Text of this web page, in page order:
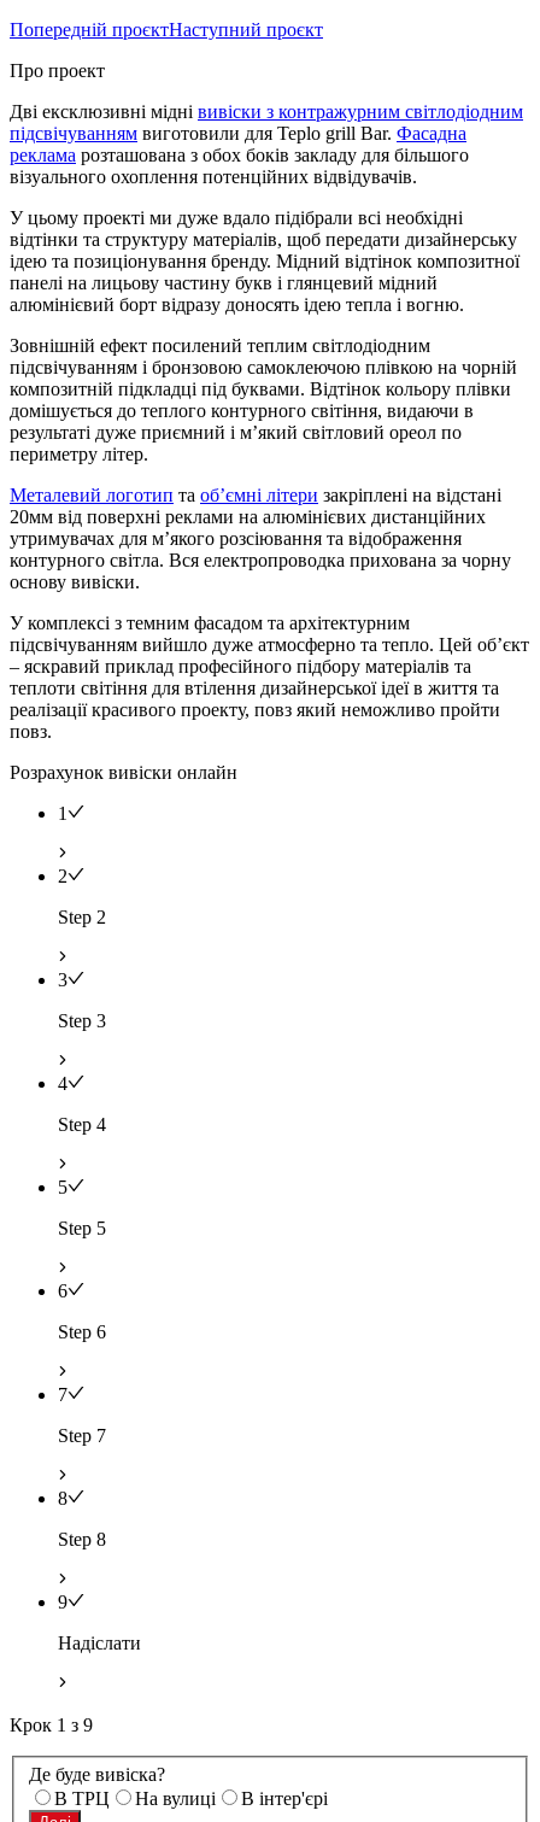
Попередній проєктНаступний проєкт
Про проект
Дві ексклюзивні мідні вивіски з контражурним світлодіодним
підсвічуванням виготовили для Teplo grill Bar. Фасадна
реклама розташована з обох боків закладу для більшого
візуального охоплення потенційних відвідувачів.
У цьому проекті ми дуже вдало підібрали всі необхідні
відтінки та структуру матеріалів, щоб передати дизайнерську
ідею та позиціонування бренду. Мідний відтінок композитної
панелі на лицьову частину букв і глянцевий мідний
алюмінієвий борт відразу доносять ідею тепла і вогню.
Зовнішній ефект посилений теплим світлодіодним
підсвічуванням і бронзовою самоклеючою плівкою на чорній
композитній підкладці під буквами. Відтінок кольору плівки
домішується до теплого контурного світіння, видаючи в
результаті дуже приємний і м’який світловий ореол по
периметру літер.
Металевий логотип та об’ємні літери закріплені на відстані
20мм від поверхні реклами на алюмінієвих дистанційних
утримувачах для м’якого розсіювання та відображення
контурного світла. Вся електропроводка прихована за чорну
основу вивіски.
У комплексі з темним фасадом та архітектурним
підсвічуванням вийшло дуже атмосферно та тепло. Цей об’єкт
– яскравий приклад професійного підбору матеріалів та
теплоти світіння для втілення дизайнерської ідеї в життя та
реалізації красивого проекту, повз який неможливо пройти
повз.
Розрахунок вивіски онлайн
1
2
Step 2
3
Step 3
4
Step 4
5
Step 5
6
Step 6
7
Step 7
8
Step 8
9
Надіслати
Крок 1 з 9
Де буде вивіска?
В ТРЦ
На вулиці В інтер'єрі